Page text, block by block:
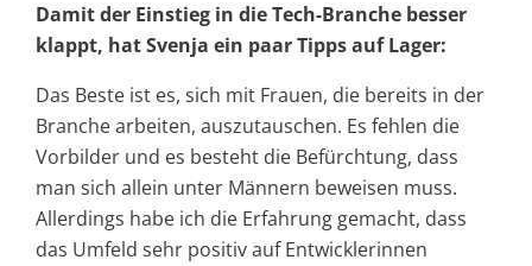
Damit der Einstieg in die Tech-Branche besser
klappt, hat Svenja ein paar Tipps auf Lager:
Das Beste ist es, sich mit Frauen, die bereits in der
Branche arbeiten, auszutauschen. Es fehlen die
Vorbilder und es besteht die Befürchtung, dass
man sich allein unter Männern beweisen muss.
Allerdings habe ich die Erfahrung gemacht, dass
das Umfeld sehr positiv auf Entwicklerinnen